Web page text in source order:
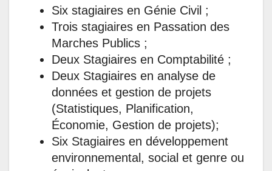
Six stagiaires en Génie Civil ;
Trois stagiaires en Passation des
Marches Publics ;
Deux Stagiaires en Comptabilité ;
Deux Stagiaires en analyse de
données et gestion de projets
(Statistiques, Planification,
Économie, Gestion de projets);
Six Stagiaires en développement
environnemental, social et genre ou